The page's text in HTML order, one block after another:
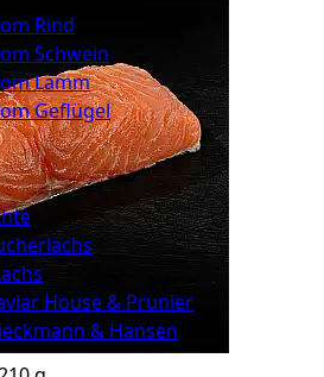
Rind
Schwein
Lamm
Geflügel
House & Prunier
& Hansen